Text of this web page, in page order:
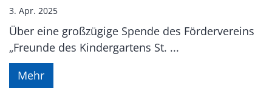
3. Apr. 2025
Über eine großzügige Spende des Fördervereins
„Freunde des Kindergartens St. ...
Mehr